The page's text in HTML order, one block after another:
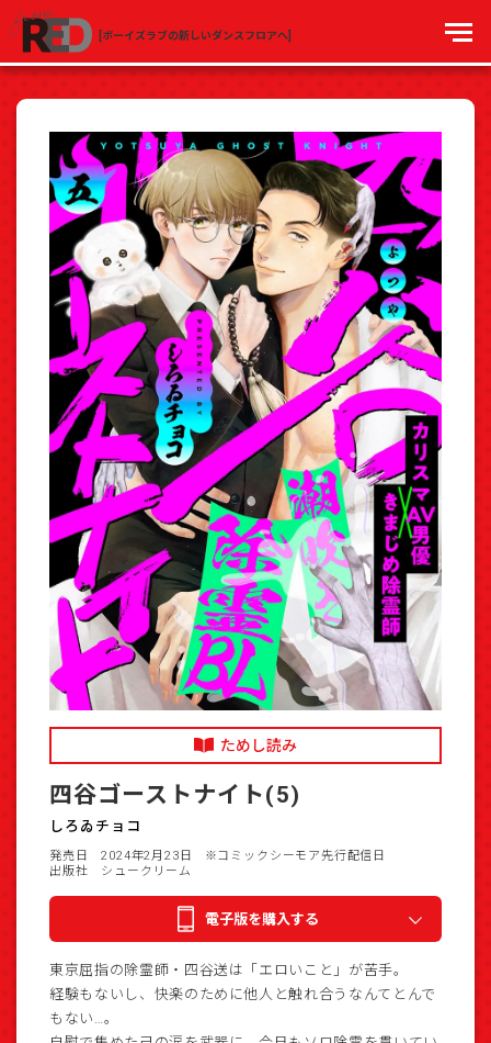
[ボーイズラブの新しいダンスフロアへ]
ためし読み
四谷ゴーストナイト(5)
しろゐチョコ
発売日 2024年2月23日
※コミックシーモア先行配信日
出版社 シュークリーム
電子版を購入する
東京屈指の除霊師・四谷送は「エロいこと」が苦手。
経験もないし、快楽のために他人と触れ合うなんてとんで
もない…。